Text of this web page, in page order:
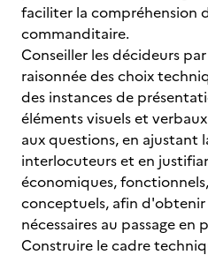
faciliter la compréhension
commanditaire.
Conseiller les décideurs
raisonnée des choix
des instances de
éléments visuels et
aux questions, en ajustant
interlocuteurs et en
économiques,
conceptuels, afin d'obtenir
nécessaires au passage en
Construire le cadre